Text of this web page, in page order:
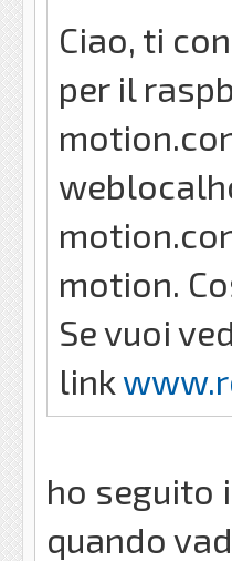
Ciao, ti
per il
motion.
Se vuoi
link
ho seguito
quando